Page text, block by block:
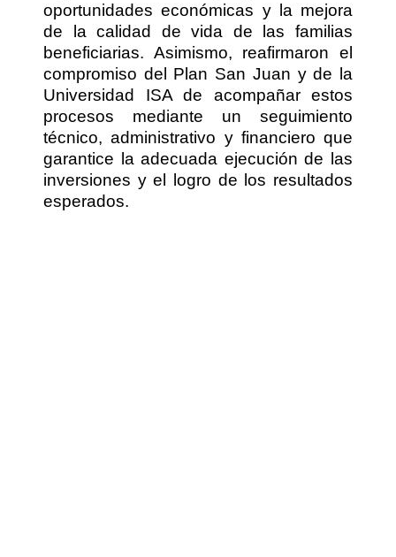
oportunidades económicas y la mejora
de la calidad de vida de las familias
beneficiarias. Asimismo, reafirmaron el
compromiso del Plan San Juan y de la
Universidad ISA de acompañar estos
procesos mediante un seguimiento
técnico, administrativo y financiero que
garantice la adecuada ejecución de las
inversiones y el logro de los resultados
esperados.